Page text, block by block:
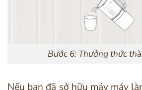
Bước 6: Thưởng thức
Nếu bạn đã sở hữu máy máy